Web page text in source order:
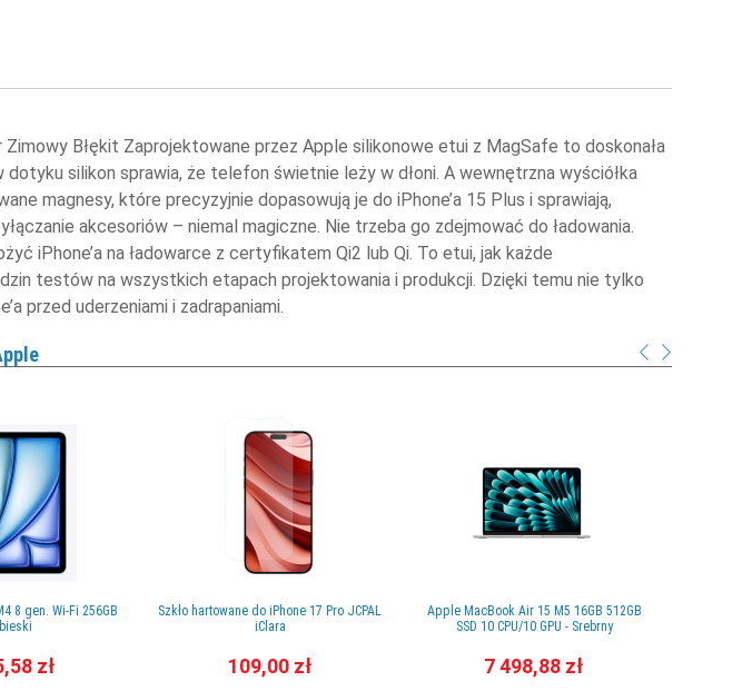
Błękit Zaprojektowane przez Apple silikonowe etui z MagSafe to doskonała
dotyku silikon sprawia, że telefon świetnie leży w dłoni. A wewnętrzna wyściółka
magnesy, które precyzyjnie dopasowują je do iPhone’a 15 Plus i sprawiają,
akcesoriów – niemal magiczne. Nie trzeba go zdejmować do ładowania.
iPhone’a na ładowarce z certyfikatem Qi2 lub Qi. To etui, jak każde
testów na wszystkich etapach projektowania i produkcji. Dzięki temu nie tylko
przed uderzeniami i zadrapaniami.
8 gen. Wi-Fi 256GB
zł
Szkło hartowane do iPhone 17 Pro JCPAL
iClara
109,00 zł
Apple MacBook Air 15 M5 16GB 512GB
SSD 10 CPU/10 GPU - Srebrny
7 498,88 zł